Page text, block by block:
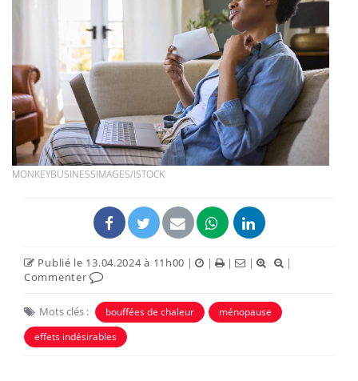
MONKEYBUSINESSIMAGES/ISTOCK
Publié le 13.04.2024 à 11h00 | | | |
|
Commenter
Mots clés : bouffées de chaleur
ménopause
effets indésirables